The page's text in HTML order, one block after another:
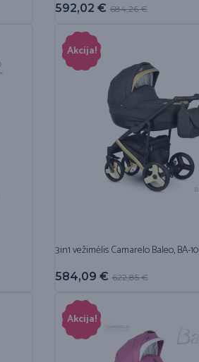
684,26€
592,02 €
Akcija!
3in1 vežimėlis Camarelo Baleo, BA-10
622,85€
584,09 €
Akcija!